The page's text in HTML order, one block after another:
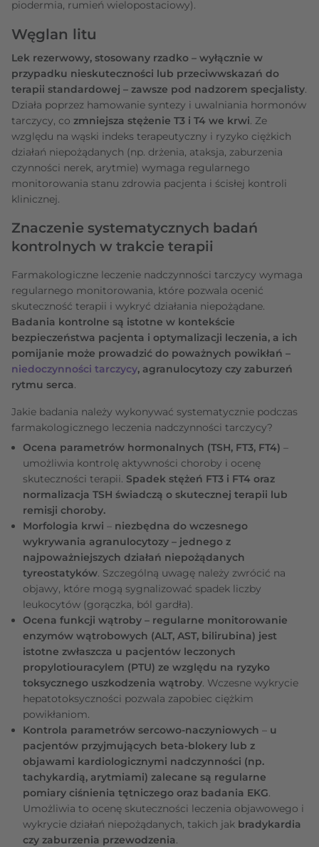
piodermia, rumień wielopostaciowy).
Węglan litu
Lek rezerwowy, stosowany rzadko – wyłącznie w
przypadku nieskuteczności lub przeciwwskazań do
terapii standardowej – zawsze pod nadzorem specjalisty.
Działa poprzez hamowanie syntezy i uwalniania hormonów
tarczycy, co zmniejsza stężenie T3 i T4 we krwi. Ze
względu na wąski indeks terapeutyczny i ryzyko ciężkich
działań niepożądanych (np. drżenia, ataksja, zaburzenia
czynności nerek, arytmie) wymaga regularnego
monitorowania stanu zdrowia pacjenta i ścisłej kontroli
klinicznej.
Znaczenie systematycznych badań
kontrolnych w trakcie terapii
Farmakologiczne leczenie nadczynności tarczycy wymaga
regularnego monitorowania, które pozwala ocenić
skuteczność terapii i wykryć działania niepożądane.
Badania kontrolne są istotne w kontekście
bezpieczeństwa pacjenta i optymalizacji leczenia, a ich
pomijanie może prowadzić do poważnych powikłań –
niedoczynności tarczycy, agranulocytozy czy zaburzeń
rytmu serca.
Jakie badania należy wykonywać systematycznie podczas
farmakologicznego leczenia nadczynności tarczycy?
Ocena parametrów hormonalnych (TSH, FT3, FT4) –
umożliwia kontrolę aktywności choroby i ocenę
skuteczności terapii. Spadek stężeń FT3 i FT4 oraz
normalizacja TSH świadczą o skutecznej terapii lub
remisji choroby.
Morfologia krwi – niezbędna do wczesnego
wykrywania agranulocytozy – jednego z
najpoważniejszych działań niepożądanych
tyreostatyków. Szczególną uwagę należy zwrócić na
objawy, które mogą sygnalizować spadek liczby
leukocytów (gorączka, ból gardła).
Ocena funkcji wątroby – regularne monitorowanie
enzymów wątrobowych (ALT, AST, bilirubina) jest
istotne zwłaszcza u pacjentów leczonych
propylotiouracylem (PTU) ze względu na ryzyko
toksycznego uszkodzenia wątroby. Wczesne wykrycie
hepatotoksyczności pozwala zapobiec ciężkim
powikłaniom.
Kontrola parametrów sercowo-naczyniowych – u
pacjentów przyjmujących beta-blokery lub z
objawami kardiologicznymi nadczynności (np.
tachykardią, arytmiami) zalecane są regularne
pomiary ciśnienia tętniczego oraz badania EKG.
Umożliwia to ocenę skuteczności leczenia objawowego i
wykrycie działań niepożądanych, takich jak bradykardia
czy zaburzenia przewodzenia.